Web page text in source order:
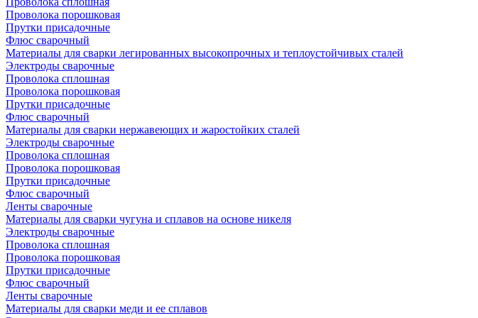
Проволока порошковая
Прутки присадочные
Флюс сварочный
Материалы для сварки легированных высокопрочных и теплоустойчивых сталей
Электроды сварочные
Проволока сплошная
Проволока порошковая
Прутки присадочные
Флюс сварочный
Материалы для сварки нержавеющих и жаростойких сталей
Электроды сварочные
Проволока сплошная
Проволока порошковая
Прутки присадочные
Флюс сварочный
Ленты сварочные
Материалы для сварки чугуна и сплавов на основе никеля
Электроды сварочные
Проволока сплошная
Проволока порошковая
Прутки присадочные
Флюс сварочный
Ленты сварочные
Материалы для сварки меди и ее сплавов